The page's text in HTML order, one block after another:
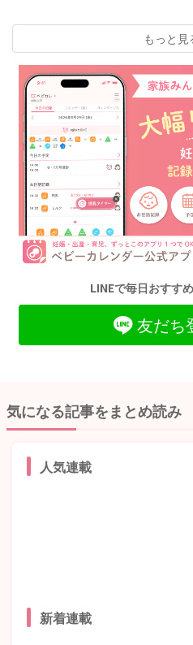
もっと見
LINEで毎日おすす
友だち
気になる記事をまとめ読み
人気連載
新着連載